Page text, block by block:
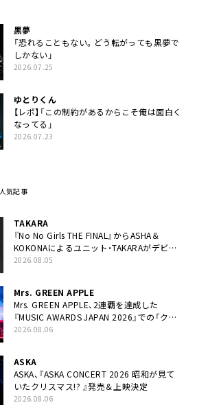
黒夢
「恐れることもない。どう転がっても黒夢で
しかない」
2026.07.25
ゆとりくん
【レポ】「この制約があるからこそ俺は面白く
なってる」
2026.07.23
人気記事
TAKARA
『No No Girls THE FINAL』からASHA＆
KOKONAによるユニット・TAKARAがデビュ
ー
2026.08.05
Mrs. GREEN APPLE
Mrs. GREEN APPLE、2連覇を達成した
『MUSIC AWARDS JAPAN 2026』での「クス
シキ」ライブパフォーマンスをYouTube公開
2026.08.06
ASKA
ASKA、『ASKA CONCERT 2026 昭和が見て
いたクリスマス!? 』発売＆上映決定
2026.08.06